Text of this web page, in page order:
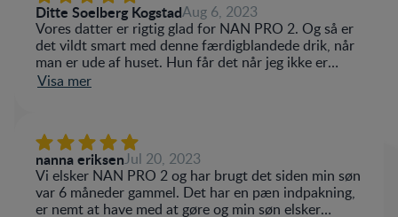
Namn
Write a review
Ditte Soelberg KogstadAug 6, 2023
Vores datter er rigtig glad for NAN PRO 2. Og så er
det vildt smart med denne færdigblandede drik, når
man er ude af huset. Hun får det når jeg ikke er
hjemme til at amme hende, samt blandet op i hendes
Visa mer
nanna eriksenJul 20, 2023
Vi elsker NAN PRO 2 og har brugt det siden min søn
var 6 måneder gammel. Det har en pæn indpakning,
er nemt at have med at gøre og min søn elsker